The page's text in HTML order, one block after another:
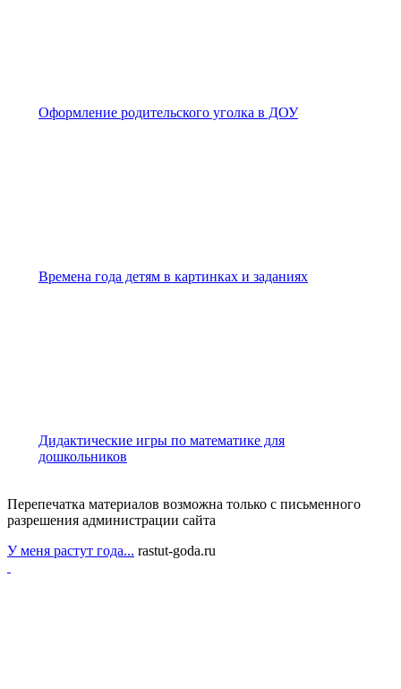
Оформление родительского уголка в ДОУ
Времена года детям в картинках и заданиях
Дидактические игры по математике для
дошкольников
Перепечатка материалов возможна только с письменного
разрешения администрации сайта
У меня растут года... rastut-goda.ru